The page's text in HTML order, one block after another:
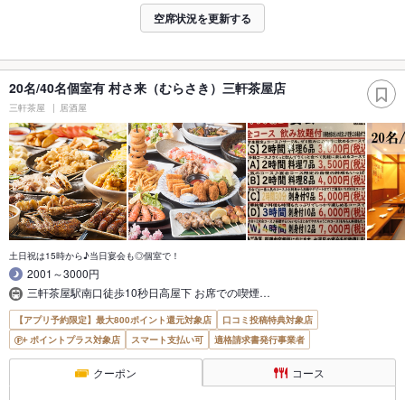
空席状況を更新する
20名/40名個室有 村さ来（むらさき）三軒茶屋店
三軒茶屋 居酒屋
土日祝は15時から♪当日宴会も◎個室で！
2001～3000円
三軒茶屋駅南口徒歩10秒日高屋下 お席での喫煙…
【アプリ予約限定】最大800ポイント還元対象店
口コミ投稿特典対象店
ポイントプラス対象店
スマート支払い可 適格請求書発行事業者
クーポン コース